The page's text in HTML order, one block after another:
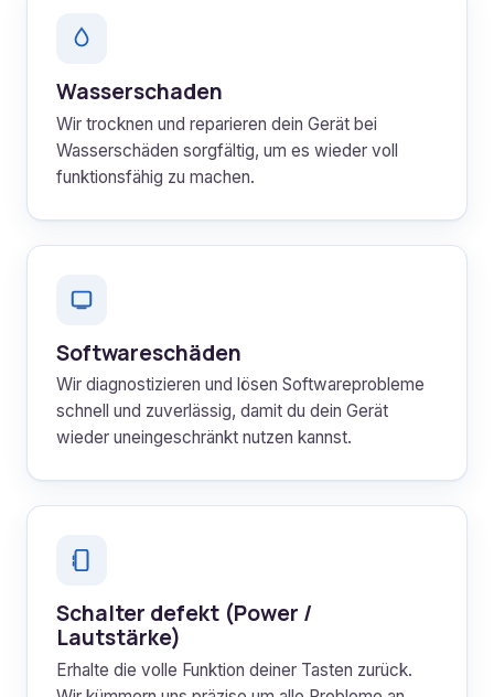
Wasserschaden
Wir trocknen und reparieren dein Gerät bei
Wasserschäden sorgfältig, um es wieder voll
funktionsfähig zu machen.
Softwareschäden
Wir diagnostizieren und lösen Softwareprobleme
schnell und zuverlässig, damit du dein Gerät
wieder uneingeschränkt nutzen kannst.
Schalter defekt (Power /
Lautstärke)
Erhalte die volle Funktion deiner Tasten zurück.